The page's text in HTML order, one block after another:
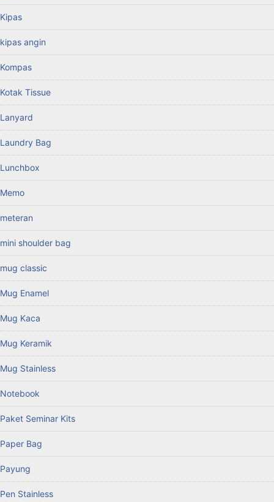
Kipas
kipas angin
Kompas
Kotak Tissue
Lanyard
Laundry Bag
Lunchbox
Memo
meteran
mini shoulder bag
mug classic
Mug Enamel
Mug Kaca
Mug Keramik
Mug Stainless
Notebook
Paket Seminar Kits
Paper Bag
Payung
Pen Stainless